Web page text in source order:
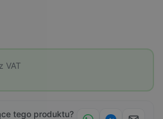
z VAT
tego produktu?